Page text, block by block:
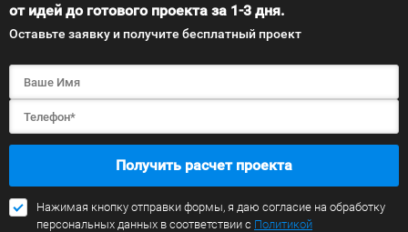
от идей до готового проекта за 1-3 дня.
Оставьте заявку и получите бесплатный проект
Получить расчет проекта
Нажимая кнопку отправки формы, я даю согласие на обработку
персональных данных в соответствии с Политикой